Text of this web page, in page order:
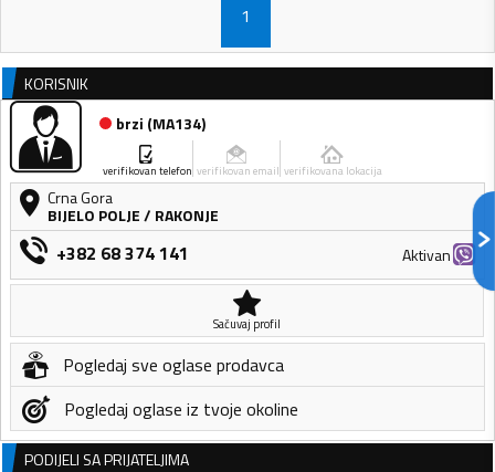
1
KORISNIK
brzi (MA134)
verifikovan telefon verifikovan email verifikovana lokacija
Crna Gora
BIJELO POLJE/ RAKONJE
+382 68 374 141 Aktivan
Sačuvaj profil
Pogledaj sve oglase prodavca
Pogledaj oglase iz tvoje okoline
PODIJELI SA PRIJATELJIMA